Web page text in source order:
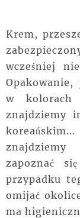
Krem,
wcześniej
w
znajdziemy
zapoznać
przypadku
omijać
ma